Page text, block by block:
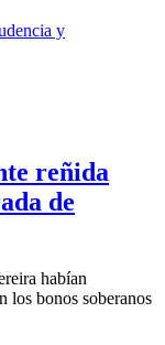
reñida
de
habían
los bonos soberanos